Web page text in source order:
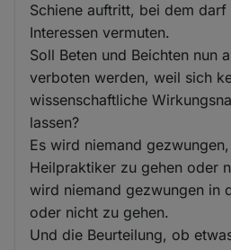
Schiene auftritt, bei dem
Interessen vermuten.
Soll Beten und Beichten nun
verboten werden, weil sich
wissenschaftliche
lassen?
Es wird niemand
Heilpraktiker zu gehen oder
wird niemand gezwungen in
oder nicht zu gehen.
Und die Beurteilung, ob